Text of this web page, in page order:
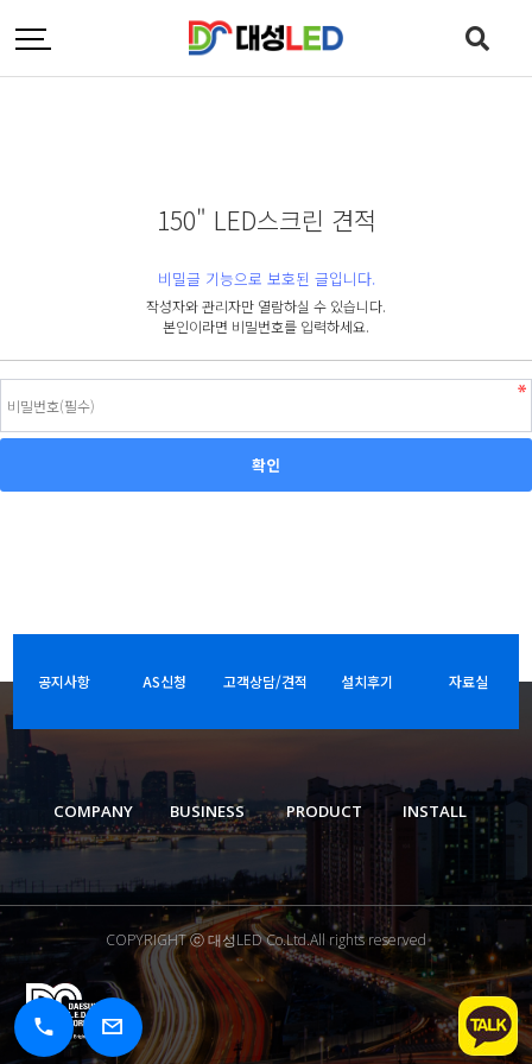
150" LED스크린 견적
비밀글 기능으로 보호된 글입니다.
작성자와 관리자만 열람하실 수 있습니다.
본인이라면 비밀번호를 입력하세요.
공지사항 AS신청 고객상담/견적 설치후기 자료실
COMPANY BUSINESS PRODUCT INSTALL
COPYRIGHT ⓒ 대성LED Co.Ltd.All rights reserved